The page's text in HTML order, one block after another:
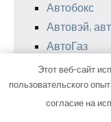
Автобокс
Автовэй,
АвтоГаз
Автодок
Этот веб-сайт
пользовательского
согласие на